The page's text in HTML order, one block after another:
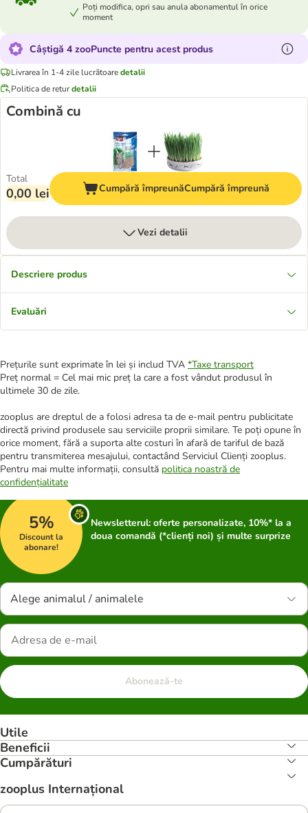
Poți modifica, opri sau anula abonamentul în orice
moment
Câștigă 4 zooPuncte pentru acest produs
Livrarea în 1-4 zile lucrătoaredetalii
Politica de returdetalii
Combină cu
Total
0,00 lei Cumpără împreunăCumpără împreună
Vezi detalii
Descriere produs
Evaluări
Prețurile sunt exprimate în lei și includ TVA *Taxe transport
Preț normal = Cel mai mic preț la care a fost vândut produsul în
ultimele 30 de zile.
zooplus are dreptul de a folosi adresa ta de e-mail pentru publicitate
directă privind produsele sau serviciile proprii similare. Te poți opune în
orice moment, fără a suporta alte costuri în afară de tariful de bază
pentru transmiterea mesajului, contactând Serviciul Clienți zooplus.
Pentru mai multe informații, consultă politica noastră de
confidențialitate
5%
Discount la
abonare!
Newsletterul: oferte personalizate, 10%* la a
doua comandă (*clienți noi) și multe surprize
Alege animalul / animalele
Abonează-te
Utile
Beneficii
Cumpărături
zooplus Internațional